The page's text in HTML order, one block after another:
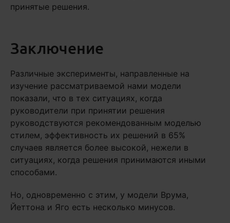
принятые решения.
Заключение
Различные эксперименты, направленные на
изучение рассматриваемой нами модели
показали, что в тех ситуациях, когда
руководители при принятии решения
руководствуются рекомендованным моделью
стилем, эффективность их решений в 65%
случаев является более высокой, нежели в
ситуациях, когда решения принимаются иными
способами.
Но, одновременно с этим, у модели Врума,
Йеттона и Яго есть несколько минусов.